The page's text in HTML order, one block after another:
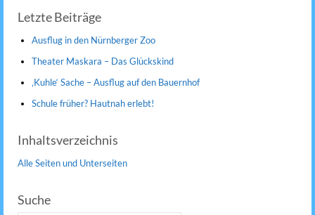
Letzte Beiträge
Ausflug in den Nürnberger Zoo
Theater Maskara – Das Glückskind
‚Kuhle‘ Sache – Ausflug auf den Bauernhof
Schule früher? Hautnah erlebt!
Inhaltsverzeichnis
Alle Seiten und Unterseiten
Suche